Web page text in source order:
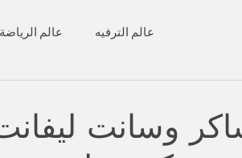
عالم الرياضة عالم الترفيه
وسانت